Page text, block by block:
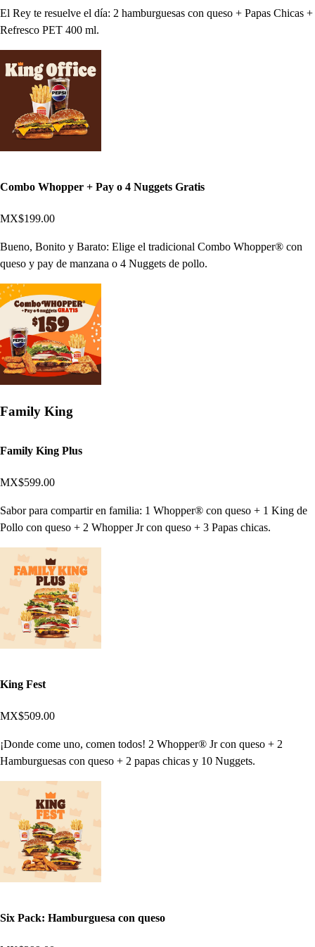
El Rey te resuelve el día: 2 hamburguesas con queso + Papas Chicas +
Refresco PET 400 ml.
Combo Whopper + Pay o 4 Nuggets Gratis
MX$199.00
Bueno, Bonito y Barato: Elige el tradicional Combo Whopper® con
queso y pay de manzana o 4 Nuggets de pollo.
Family King
Family King Plus
MX$599.00
Sabor para compartir en familia: 1 Whopper® con queso + 1 King de
Pollo con queso + 2 Whopper Jr con queso + 3 Papas chicas.
King Fest
MX$509.00
¡Donde come uno, comen todos! 2 Whopper® Jr con queso + 2
Hamburguesas con queso + 2 papas chicas y 10 Nuggets.
Six Pack: Hamburguesa con queso